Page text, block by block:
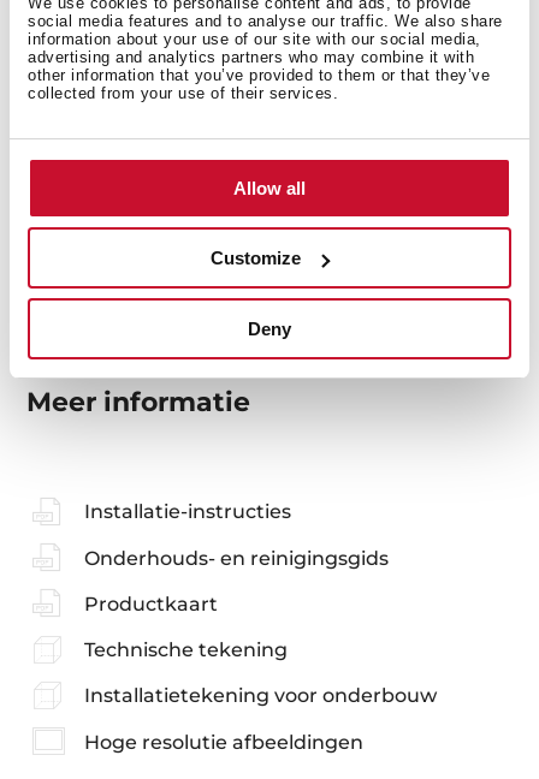
social media features and to analyse our traffic. We also share
information about your use of our site with our social media,
advertising and analytics partners who may combine it with
other information that you’ve provided to them or that they’ve
collected from your use of their services.
Allow all
Customize
Deny
Spoelbak Lay-out
Meer informatie
Installatie-instructies
Onderhouds- en reinigingsgids
Productkaart
Technische tekening
Installatietekening voor onderbouw
Hoge resolutie afbeeldingen